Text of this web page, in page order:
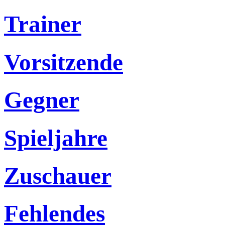
Trainer
Vorsitzende
Gegner
Spieljahre
Zuschauer
Fehlendes